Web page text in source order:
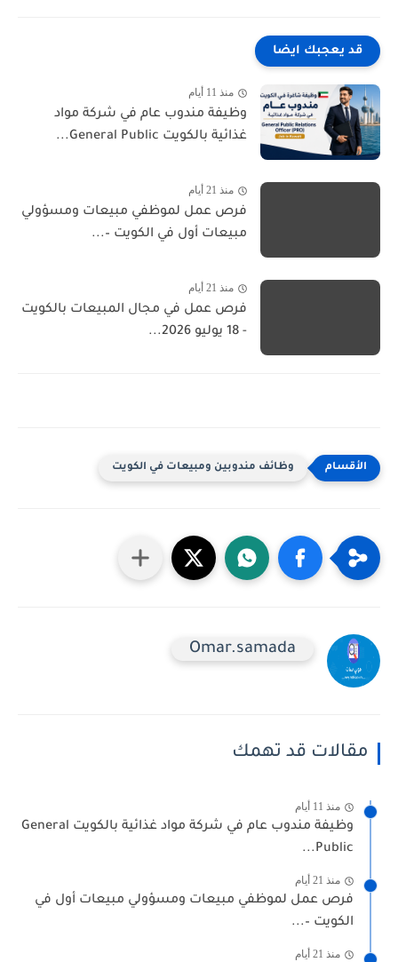
قد يعجبك ايضا
منذ 11 أيام
وظيفة مندوب عام في شركة مواد
غذائية بالكويت General Public...
منذ 21 أيام
فرص عمل لموظفي مبيعات ومسؤولي
مبيعات أول في الكويت –...
منذ 21 أيام
فرص عمل في مجال المبيعات بالكويت
- 18 يوليو 2026...
وظائف مندوبين ومبيعات في الكويت
Omar.samada
مقالات قد تهمك
منذ 11 أيام
وظيفة مندوب عام في شركة مواد غذائية بالكويت General
Public...
منذ 21 أيام
فرص عمل لموظفي مبيعات ومسؤولي مبيعات أول في
الكويت –...
منذ 21 أيام